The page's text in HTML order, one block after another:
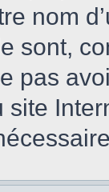
nom
sont,
pas